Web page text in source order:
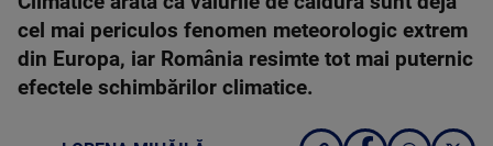
cel mai periculos fenomen meteorologic extrem
din Europa, iar România resimte tot mai puternic
efectele schimbărilor climatice.